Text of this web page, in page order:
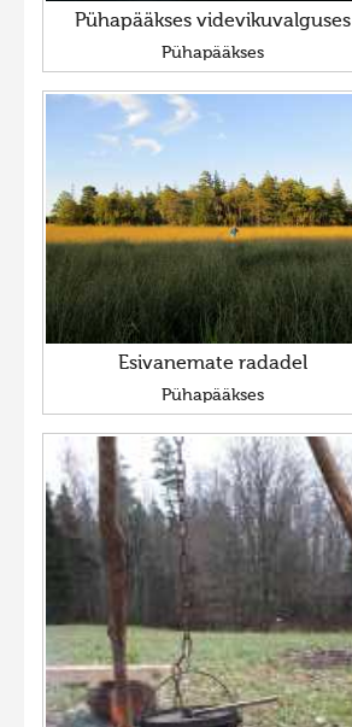
Pühapääkses videvikuvalguses
Pühapääkses
Esivanemate radadel
Pühapääkses